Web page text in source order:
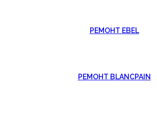
РЕМОНТ EBEL
РЕМОНТ BLANCPAIN